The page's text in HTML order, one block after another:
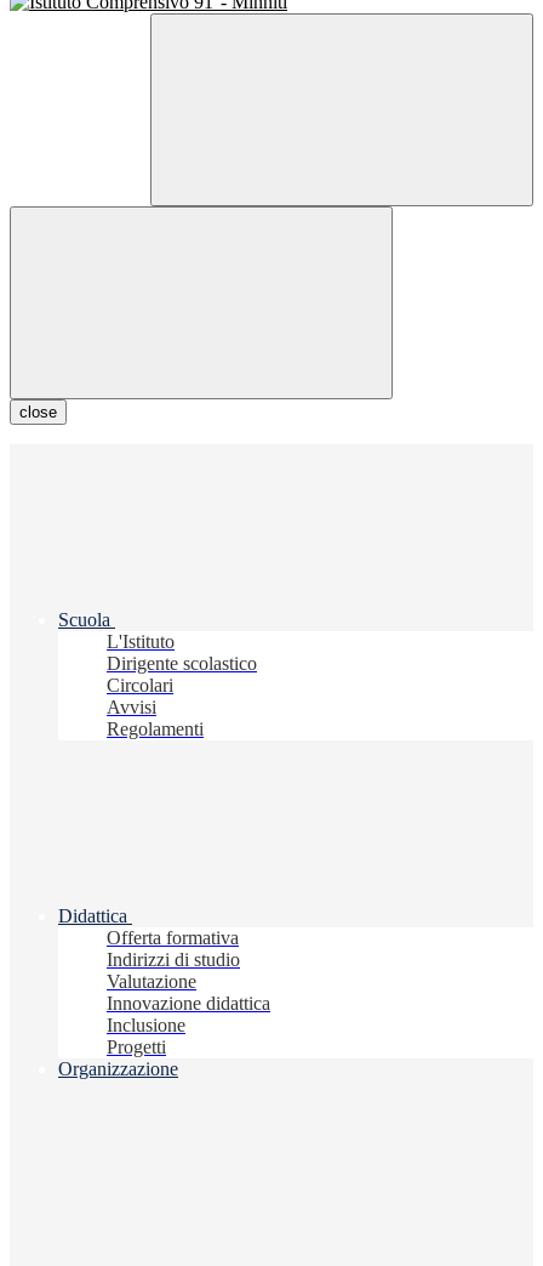
close
Scuola
L'Istituto
Dirigente scolastico
Circolari
Avvisi
Regolamenti
Didattica
Offerta formativa
Indirizzi di studio
Valutazione
Innovazione didattica
Inclusione
Progetti
Organizzazione